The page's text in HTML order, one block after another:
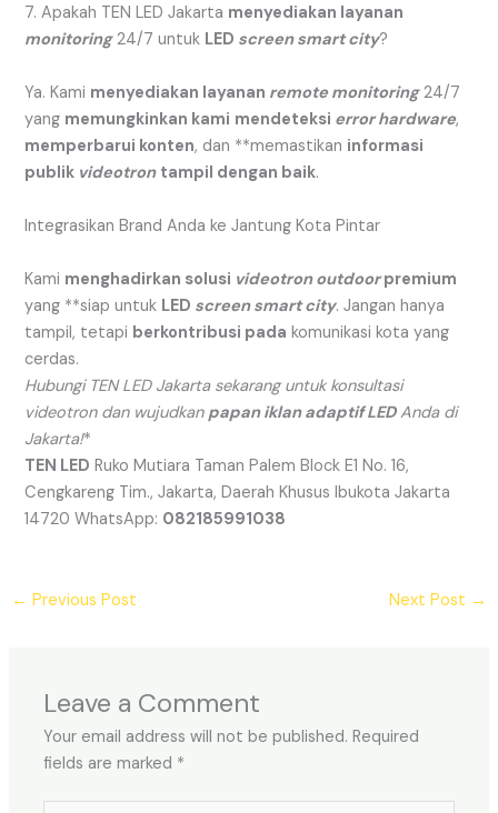
7. Apakah TEN LED Jakarta menyediakan layanan
monitoring24/7 untuk LED screen smart city?
Ya. Kami menyediakan layanan remote monitoring24/7
yang memungkinkan kami mendeteksi errorhardware,
memperbarui konten, dan **memastikan informasi
publik videotron tampil dengan baik.
Integrasikan Brand Anda ke Jantung Kota Pintar
Kami menghadirkan solusi videotronoutdoorpremium
yang **siap untuk LED screen smart city. Jangan hanya
tampil, tetapi berkontribusi pada komunikasi kota yang
cerdas.
Hubungi TEN LED Jakarta sekarang untuk konsultasi
videotron dan wujudkan papan iklan adaptif LEDAnda di
Jakarta!*
TEN LED Ruko Mutiara Taman Palem Block E1 No. 16,
Cengkareng Tim., Jakarta, Daerah Khusus Ibukota Jakarta
14720 WhatsApp: 082185991038
← Previous Post Next Post →
Leave a Comment
Your email address will not be published. Required
fields are marked *